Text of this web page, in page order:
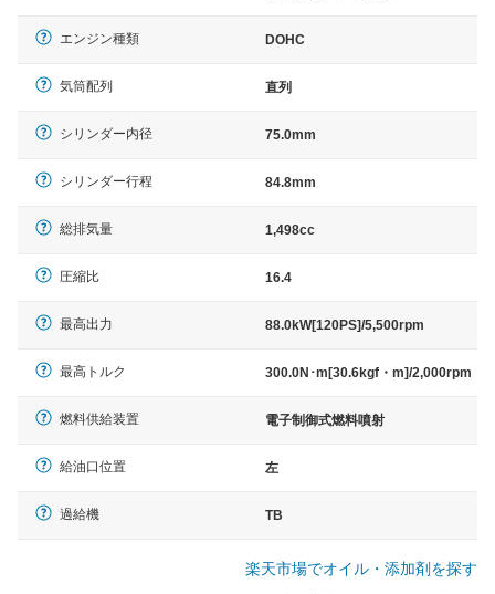
エンジン種類 DOHC
気筒配列 直列
シリンダー内径 75.0mm
シリンダー行程 84.8mm
総排気量 1,498cc
圧縮比 16.4
最高出力 88.0kW[120PS]/5,500rpm
最高トルク 300.0N･m[30.6kgf・m]/2,000rpm
燃料供給装置 電子制御式燃料噴射
給油口位置 左
過給機 TB
楽天市場でオイル・添加剤を探す